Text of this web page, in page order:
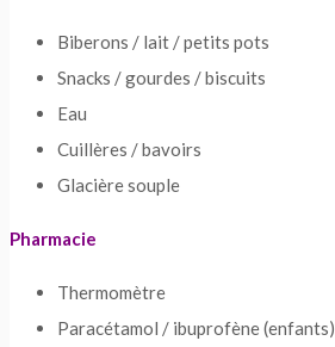
Biberons / lait / petits pots
Snacks / gourdes / biscuits
Eau
Cuillères / bavoirs
Glacière souple
Pharmacie
Thermomètre
Paracétamol / ibuprofène (enfants)